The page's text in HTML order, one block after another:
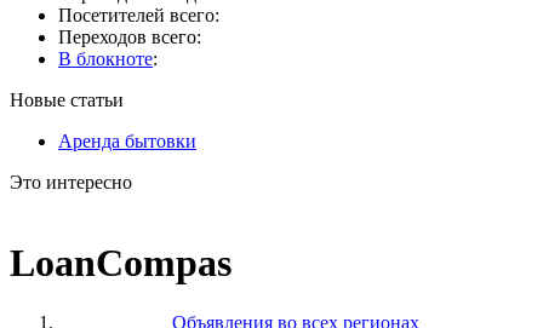
Посетителей всего:
Переходов всего:
В блокноте:
Новые статьи
Аренда бытовки
Это интересно
LoanCompas
Объявления во всех регионах